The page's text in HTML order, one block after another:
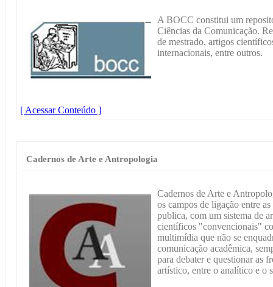
A BOCC constitui um
Ciências da Comunicação.
de mestrado, artigos
internacionais, entre outros.
[ Acessar Conteúdo ]
Cadernos de Arte e Antropologia
Cadernos de Arte e
os campos de ligação entre
publica, com um sistema de
científicos "convencionais"
multimídia que não se
comunicação acadêmica,
para debater e questionar as
artístico, entre o analítico e o